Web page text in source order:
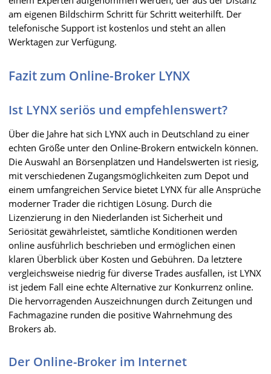
am eigenen Bildschirm Schritt für Schritt weiterhilft. Der
telefonische Support ist kostenlos und steht an allen
Werktagen zur Verfügung.
Fazit zum Online-Broker LYNX
Ist LYNX seriös und empfehlenswert?
Über die Jahre hat sich LYNX auch in Deutschland zu einer
echten Größe unter den Online-Brokern entwickeln können.
Die Auswahl an Börsenplätzen und Handelswerten ist riesig,
mit verschiedenen Zugangsmöglichkeiten zum Depot und
einem umfangreichen Service bietet LYNX für alle Ansprüche
moderner Trader die richtigen Lösung. Durch die
Lizenzierung in den Niederlanden ist Sicherheit und
Seriösität gewährleistet, sämtliche Konditionen werden
online ausführlich beschrieben und ermöglichen einen
klaren Überblick über Kosten und Gebühren. Da letztere
vergleichsweise niedrig für diverse Trades ausfallen, ist LYNX
ist jedem Fall eine echte Alternative zur Konkurrenz online.
Die hervorragenden Auszeichnungen durch Zeitungen und
Fachmagazine runden die positive Wahrnehmung des
Brokers ab.
Der Online-Broker im Internet